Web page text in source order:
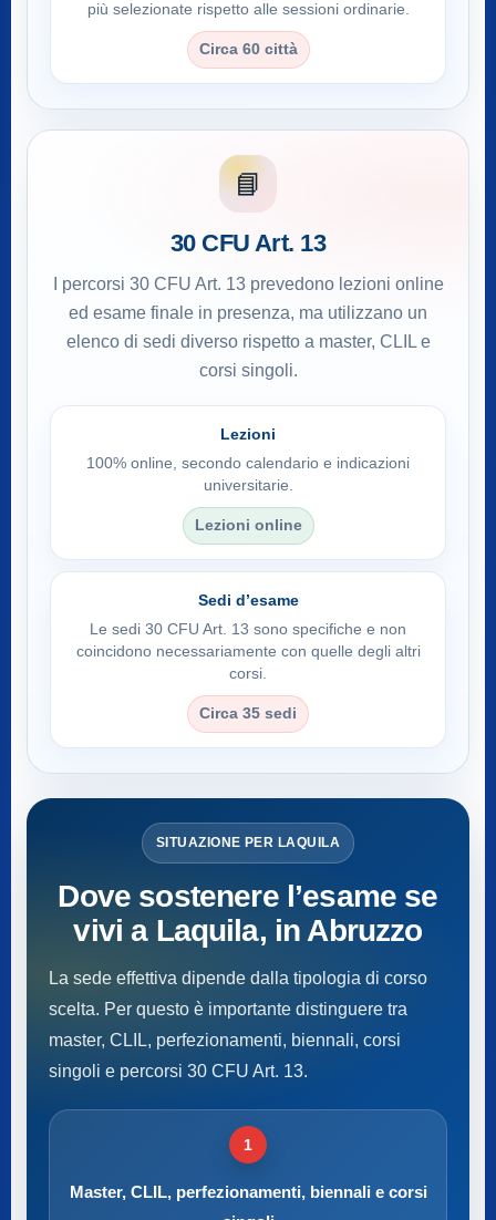
più selezionate rispetto alle sessioni ordinarie.
Circa 60 città
📘
30 CFU Art. 13
I percorsi 30 CFU Art. 13 prevedono lezioni online
ed esame finale in presenza, ma utilizzano un
elenco di sedi diverso rispetto a master, CLIL e
corsi singoli.
Lezioni
100% online, secondo calendario e indicazioni
universitarie.
Lezioni online
Sedi d’esame
Le sedi 30 CFU Art. 13 sono specifiche e non
coincidono necessariamente con quelle degli altri
corsi.
Circa 35 sedi
SITUAZIONE PER LAQUILA
Dove sostenere l’esame se
vivi a Laquila, in Abruzzo
La sede effettiva dipende dalla tipologia di corso
scelta. Per questo è importante distinguere tra
master, CLIL, perfezionamenti, biennali, corsi
singoli e percorsi 30 CFU Art. 13.
1
Master, CLIL, perfezionamenti, biennali e corsi